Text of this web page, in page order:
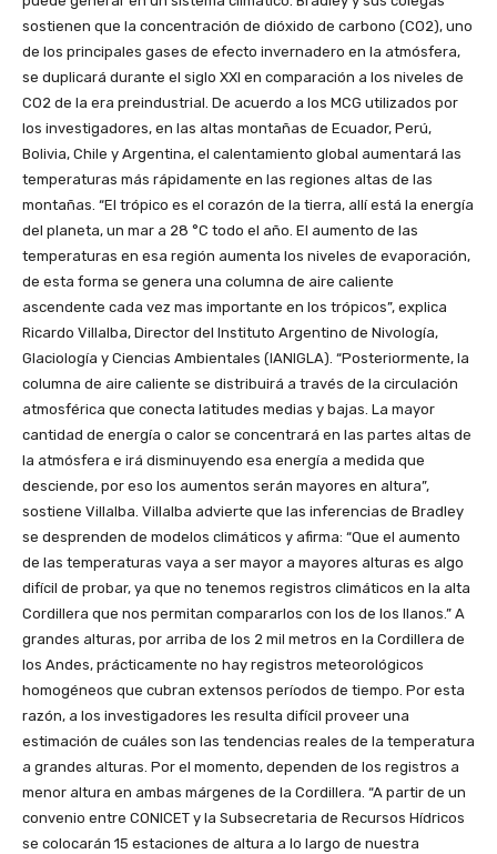
sostienen que la concentración de dióxido de carbono (CO2), uno
de los principales gases de efecto invernadero en la atmósfera,
se duplicará durante el siglo XXI en comparación a los niveles de
CO2 de la era preindustrial. De acuerdo a los MCG utilizados por
los investigadores, en las altas montañas de Ecuador, Perú,
Bolivia, Chile y Argentina, el calentamiento global aumentará las
temperaturas más rápidamente en las regiones altas de las
montañas. “El trópico es el corazón de la tierra, allí está la energía
del planeta, un mar a 28 °C todo el año. El aumento de las
temperaturas en esa región aumenta los niveles de evaporación,
de esta forma se genera una columna de aire caliente
ascendente cada vez mas importante en los trópicos”, explica
Ricardo Villalba, Director del Instituto Argentino de Nivología,
Glaciología y Ciencias Ambientales (IANIGLA). “Posteriormente, la
columna de aire caliente se distribuirá a través de la circulación
atmosférica que conecta latitudes medias y bajas. La mayor
cantidad de energía o calor se concentrará en las partes altas de
la atmósfera e irá disminuyendo esa energía a medida que
desciende, por eso los aumentos serán mayores en altura”,
sostiene Villalba. Villalba advierte que las inferencias de Bradley
se desprenden de modelos climáticos y afirma: “Que el aumento
de las temperaturas vaya a ser mayor a mayores alturas es algo
difícil de probar, ya que no tenemos registros climáticos en la alta
Cordillera que nos permitan compararlos con los de los llanos.” A
grandes alturas, por arriba de los 2 mil metros en la Cordillera de
los Andes, prácticamente no hay registros meteorológicos
homogéneos que cubran extensos períodos de tiempo. Por esta
razón, a los investigadores les resulta difícil proveer una
estimación de cuáles son las tendencias reales de la temperatura
a grandes alturas. Por el momento, dependen de los registros a
menor altura en ambas márgenes de la Cordillera. “A partir de un
convenio entre CONICET y la Subsecretaria de Recursos Hídricos
se colocarán 15 estaciones de altura a lo largo de nuestra